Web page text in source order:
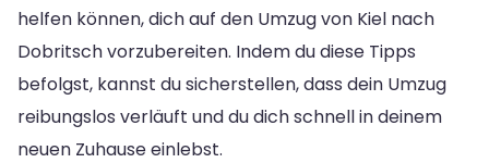
helfen können, dich auf den Umzug von Kiel nach
Dobritsch vorzubereiten. Indem du diese Tipps
befolgst, kannst du sicherstellen, dass dein Umzug
reibungslos verläuft und du dich schnell in deinem
neuen Zuhause einlebst.